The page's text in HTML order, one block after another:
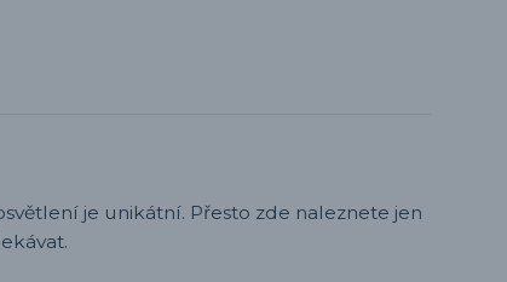
je unikátní. Přesto zde naleznete jen